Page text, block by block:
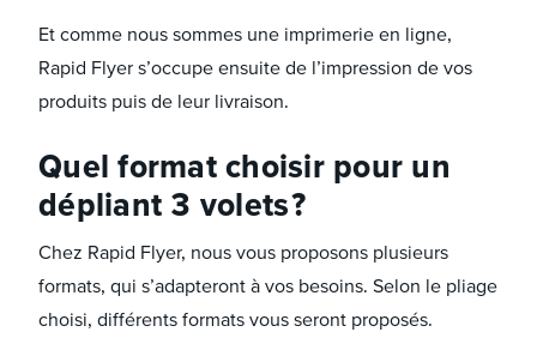
Et comme nous sommes une imprimerie en ligne,
Rapid Flyer s’occupe ensuite de l’impression de vos
produits puis de leur livraison.
Quel format choisir pour un
dépliant 3 volets ?
Chez Rapid Flyer, nous vous proposons plusieurs
formats, qui s’adapteront à vos besoins. Selon le pliage
choisi, différents formats vous seront proposés.